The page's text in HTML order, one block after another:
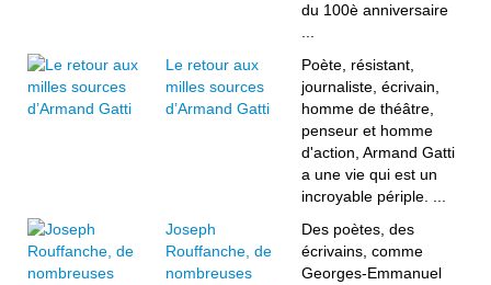
du 100è anniversaire
Le retour aux
milles sources
d’Armand Gatti
Poète, résistant,
journaliste, écrivain,
homme de théâtre,
penseur et homme
d'action, Armand Gatti
a une vie qui est un
incroyable périple. ...
Joseph
Rouffanche, de
nombreuses
Des poètes, des
écrivains, comme
Georges-Emmanuel